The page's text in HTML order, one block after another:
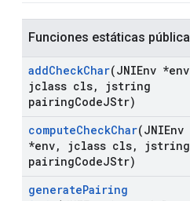
Funciones estáticas
addCheckChar(JNIEnv *env
jclass cls,
jstring
pairingCodeJStr)
computeCheckChar(JNIEnv
*env, jclass cls,
jstring
pairingCodeJStr)
generatePairing